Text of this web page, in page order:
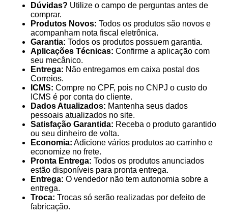
Dúvidas? Utilize o campo de perguntas antes de
comprar.
Produtos Novos: Todos os produtos são novos e
acompanham nota fiscal eletrônica.
Garantia: Todos os produtos possuem garantia.
Aplicações Técnicas: Confirme a aplicação com
seu mecânico.
Entrega: Não entregamos em caixa postal dos
Correios.
ICMS: Compre no CPF, pois no CNPJ o custo do
ICMS é por conta do cliente.
Dados Atualizados: Mantenha seus dados
pessoais atualizados no site.
Satisfação Garantida: Receba o produto garantido
ou seu dinheiro de volta.
Economia: Adicione vários produtos ao carrinho e
economize no frete.
Pronta Entrega: Todos os produtos anunciados
estão disponíveis para pronta entrega.
Entrega: O vendedor não tem autonomia sobre a
entrega.
Troca: Trocas só serão realizadas por defeito de
fabricação.